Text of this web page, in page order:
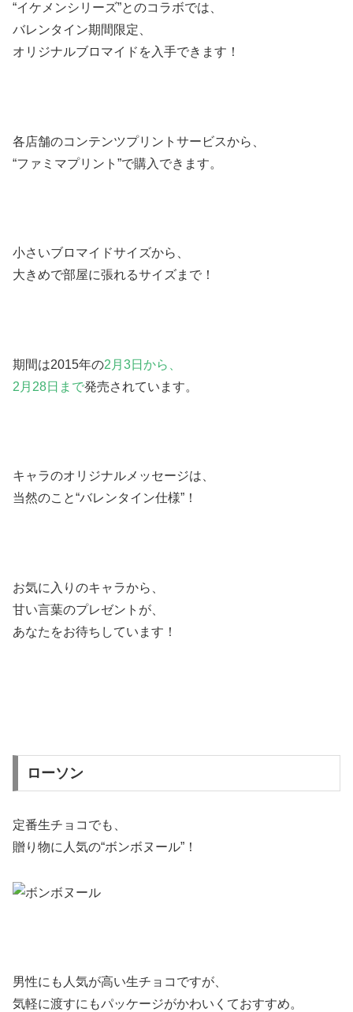
“イケメンシリーズ”とのコラボでは、
バレンタイン期間限定、
オリジナルブロマイドを入手できます！
各店舗のコンテンツプリントサービスから、
“ファミマプリント”で購入できます。
小さいブロマイドサイズから、
大きめで部屋に張れるサイズまで！
期間は2015年の2月3日から、
2月28日まで発売されています。
キャラのオリジナルメッセージは、
当然のこと“バレンタイン仕様”！
お気に入りのキャラから、
甘い言葉のプレゼントが、
あなたをお待ちしています！
ローソン
定番生チョコでも、
贈り物に人気の“ボンボヌール” ！
男性にも人気が高い生チョコですが、
気軽に渡すにもパッケージがかわいくておすすめ。